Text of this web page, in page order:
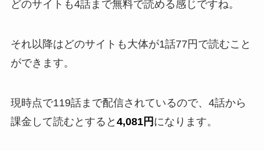
どのサイトも4話まで無料で読める感じですね。
それ以降はどのサイトも大体が1話77円で読むこと
ができます。
現時点で119話まで配信されているので、4話から
課金して読むとすると 4,081円 になります。